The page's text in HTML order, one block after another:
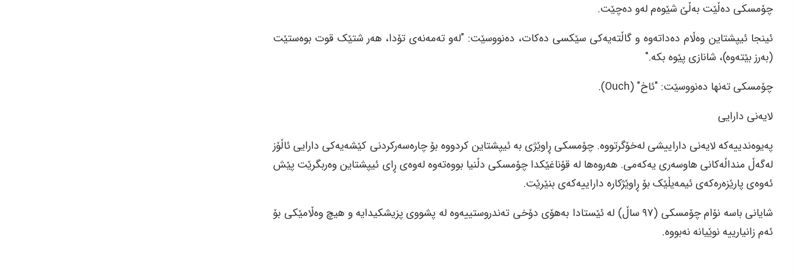
چۆمسکی دەڵێت بەڵێ شێوەم لەو دەچێت.
ئینجا ئیپشتاین وەڵام دەداتەوە و گاڵتەیەکی سێکسی دەکات، دەنووسێت: "لەو تەمەنەی تۆدا، هەر شتێک قوت بوەستێت
(بەرز بێتەوە)، شانازی پێوە بکە."
چۆمسکی تەنها دەنووسێت: "ئاخ" (Ouch).
لایەنی دارایی
پەیوەندییەکە لایەنی داراییشی لەخۆگرتووە. چۆمسکی ڕاوێژی بە ئیپشتاین کردووە بۆ چارەسەرکردنی کێشەیەکی دارایی ئاڵۆز
لەگەڵ منداڵەکانی هاوسەری یەکەمی. هەروەها لە قۆناغێکدا چۆمسکی دڵنیا بووەتەوە لەوەی ڕای ئیپشتاین وەربگرێت پێش
ئەوەی پارێزەرەکەی ئیمەیڵێک بۆ ڕاوێژکارە داراییەکەی بنێرێت.
شایانی باسە نۆام چۆمسکی (٩٧ ساڵ) لە ئێستادا بەهۆی دۆخی تەندروستییەوە لە پشووی پزیشکیدایە و هیچ وەڵامێکی بۆ
ئەم زانیارییە نوێیانە نەبووە.